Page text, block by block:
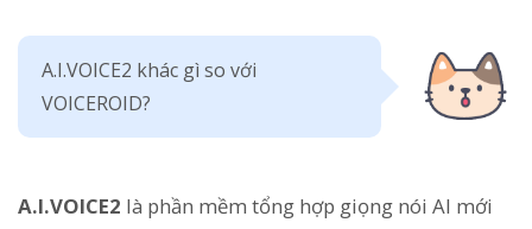
A.I.VOICE2 khác gì so với
VOICEROID?
A.I.VOICE2 là phần mềm tổng hợp giọng nói AI mới